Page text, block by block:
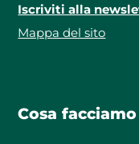
Iscriviti alla
Mappa del sito
Cosa facciamo